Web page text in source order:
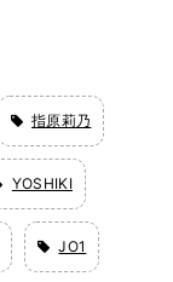
指原莉乃
YOSHIKI
JO1